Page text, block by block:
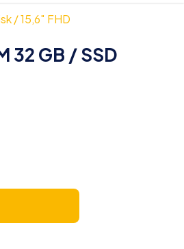
/ 15,6″ FHD
32 GB / SSD